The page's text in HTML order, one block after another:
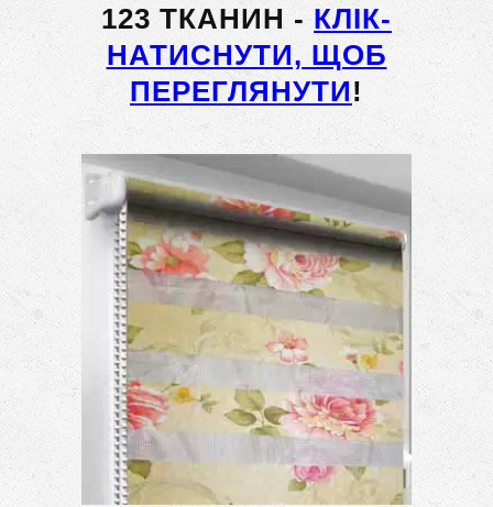
123 ТКАНИН - КЛІК-
НАТИСНУТИ, ЩОБ
ПЕРЕГЛЯНУТИ!